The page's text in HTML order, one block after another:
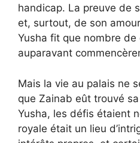
handicap. La preuve de
et, surtout, de son
Yusha fit que nombre
auparavant
Mais la vie au palais ne
que Zainab eût trouvé
Yusha, les défis étaient
royale était un lieu